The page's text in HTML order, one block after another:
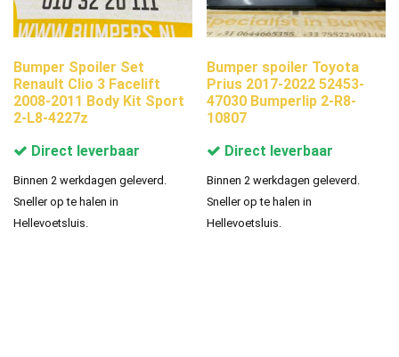
Bumper Spoiler Set
Renault Clio 3 Facelift
2008-2011 Body Kit Sport
2-L8-4227z
Direct leverbaar
Binnen 2 werkdagen geleverd.
Sneller op te halen in
Hellevoetsluis.
Bumper spoiler Toyota
Prius 2017-2022 52453-
47030 Bumperlip 2-R8-
10807
Direct leverbaar
Binnen 2 werkdagen geleverd.
Sneller op te halen in
Hellevoetsluis.